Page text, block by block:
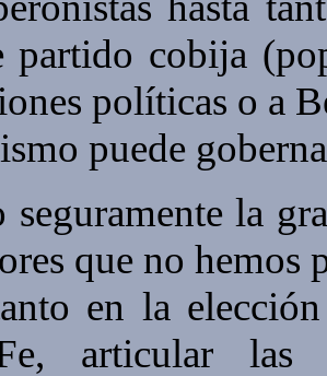
partido cobija
políticas o a
puede
la
que no hemos
en la
articular las